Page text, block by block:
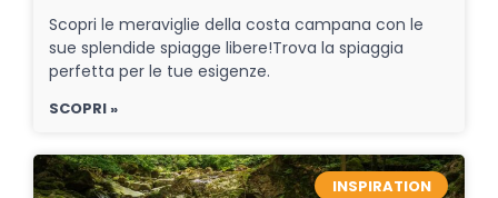
Scopri le meraviglie della costa campana con le
sue splendide spiagge libere!Trova la spiaggia
perfetta per le tue esigenze.
SCOPRI »
INSPIRATION